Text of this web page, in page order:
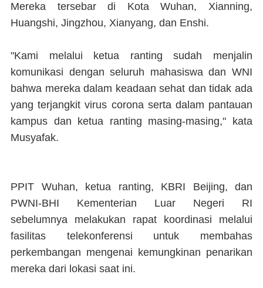
Mereka tersebar di Kota Wuhan, Xianning,
Huangshi, Jingzhou, Xianyang, dan Enshi.
"Kami melalui ketua ranting sudah menjalin
komunikasi dengan seluruh mahasiswa dan WNI
bahwa mereka dalam keadaan sehat dan tidak ada
yang terjangkit virus corona serta dalam pantauan
kampus dan ketua ranting masing-masing," kata
Musyafak.
PPIT Wuhan, ketua ranting, KBRI Beijing, dan
PWNI-BHI Kementerian Luar Negeri RI
sebelumnya melakukan rapat koordinasi melalui
fasilitas telekonferensi untuk membahas
perkembangan mengenai kemungkinan penarikan
mereka dari lokasi saat ini.